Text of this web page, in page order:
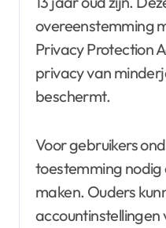
overeenstemming
Privacy Protection
privacy van
beschermt.
Voor gebruikers
toestemming nodig
maken. Ouders
accountinstellingen